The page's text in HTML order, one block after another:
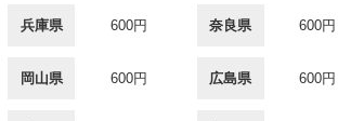
兵庫県 600円 奈良県 600円
岡山県 600円 広島県 600円